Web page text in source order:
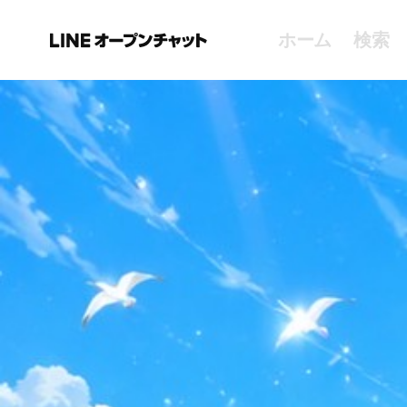
ホーム 検索